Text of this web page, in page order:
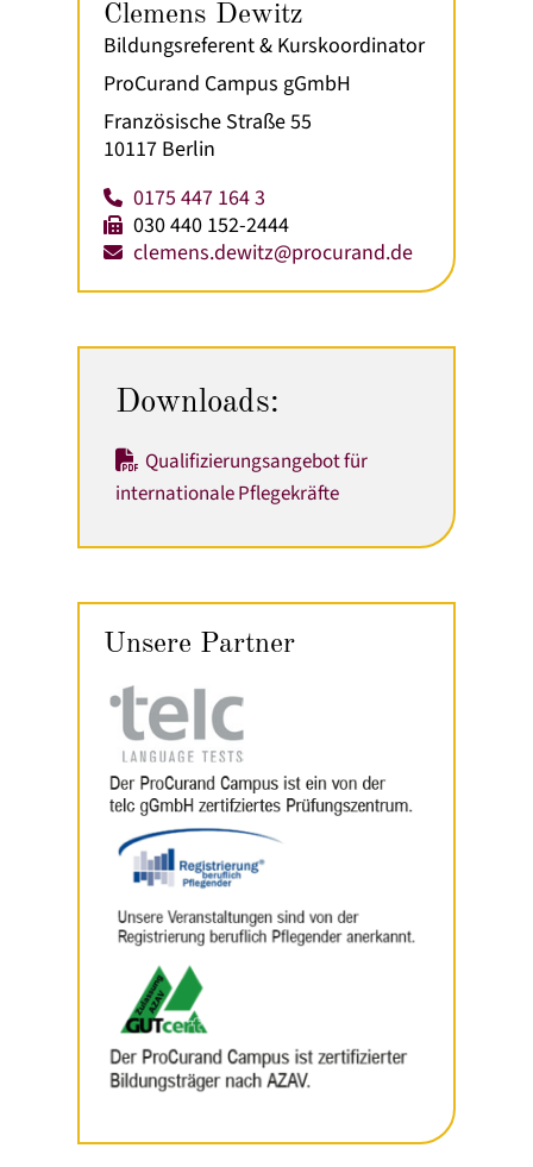
Clemens Dewitz
Bildungsreferent & Kurskoordinator
ProCurand Campus gGmbH
Französische Straße 55
10117 Berlin
0175 447 164 3
030 440 152-2444
clemens.dewitz@procurand.de
Downloads:
Qualifizierungsangebot für
internationale Pflegekräfte
Unsere Partner